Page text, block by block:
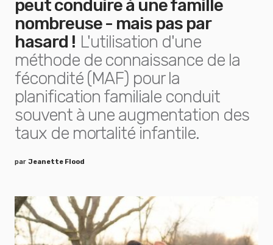
peut conduire à une famille
nombreuse - mais pas par
hasard ! L'utilisation d'une
méthode de connaissance de la
fécondité (MAF) pour la
planification familiale conduit
souvent à une augmentation des
taux de mortalité infantile.
par Jeanette Flood